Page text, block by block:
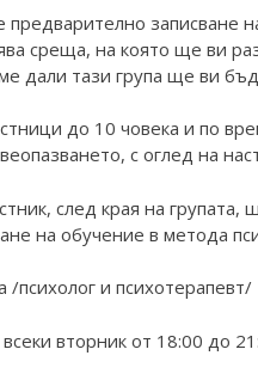
записване
среща, на която ще ви
дали тази група ще ви
до 10 човека и по
с оглед на
след края на
на обучение в метода
и психотерапевт/
вторник от 18:00 до